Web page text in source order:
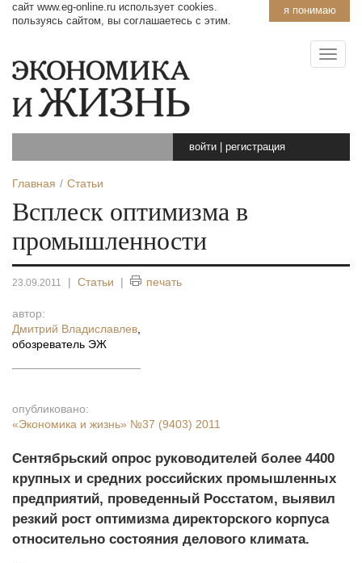
я понимаю
сайт www.eg-online.ru использует cookies.
пользуясь сайтом, вы соглашаетесь с этим.
войти регистрация
Главная Статьи
Всплеск оптимизма в
промышленности
23.09.2011 | Статьи | печать
автор:
Дмитрий Владиславлев
обозреватель ЭЖ
опубликовано:
«Экономика и жизнь» №37 (9403) 2011
Сентябрьский опрос руководителей более 4400
крупных и средних российских промышленных
предприятий, проведенный Росстатом, выявил
резкий рост оптимизма директорского корпуса
относительно состояния делового климата.